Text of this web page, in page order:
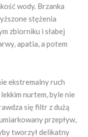
wody. Brzanka
stężenia
zbiorniku i słabej
apatia, a potem
ekstremalny ruch
nurtem, byle nie
się filtr z dużą
przepływ,
tworzył delikatny